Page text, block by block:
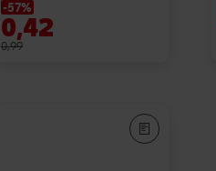
-57%
0,42
0,99